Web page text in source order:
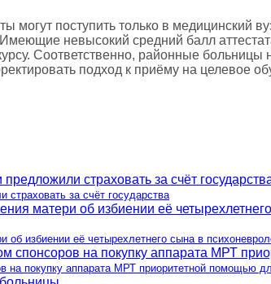
могут поступить только в медицинский
невысокий средний балл
Соответственно, районные
подход к приёму на целевое
за счёт государства
избиении её четырехлетнего сына в
на покупку аппарата МРТ приоритетной помощью